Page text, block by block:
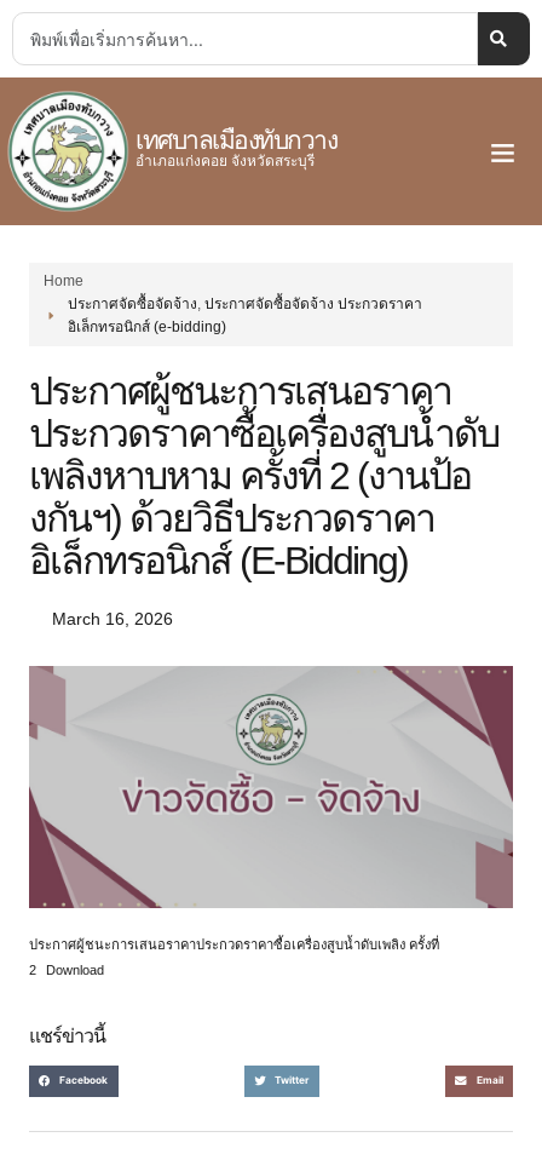
เทศบาลเมืองทับกวาง
อำเภอแก่งคอย จังหวัดสระบุรี
Home
ประกาศจัดซื้อจัดจ้าง, ประกาศจัดซื้อจัดจ้าง ประกวดราคา
อิเล็กทรอนิกส์ (e-bidding)
ประกาศผู้ชนะการเสนอราคา
ประกวดราคาซื้อเครื่องสูบน้ำดับ
เพลิงหาบหาม ครั้งที่ 2 (งานป้อ
งกันฯ) ด้วยวิธีประกวดราคา
อิเล็กทรอนิกส์ (e-Bidding)
March 16, 2026
ประกาศผู้ชนะการเสนอราคาประกวดราคาซื้อเครื่องสูบน้ำดับเพลิง ครั้งที่
2
Download
แชร์ข่าวนี้
Facebook Twitter Email